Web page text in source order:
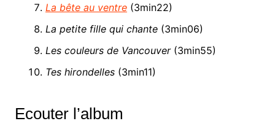
La bête au ventre(3min22)
La petite fille qui chante(3min06)
Les couleurs de Vancouver(3min55)
Tes hirondelles(3min11)
Ecouter l’album